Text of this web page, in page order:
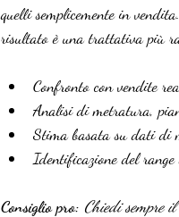
quelli semplicemente in
risultato è una trattativa più
Confronto con vendite
Analisi di metratura,
Stima basata su dati di
Identificazione del
Consiglio pro: Chiedi sempre